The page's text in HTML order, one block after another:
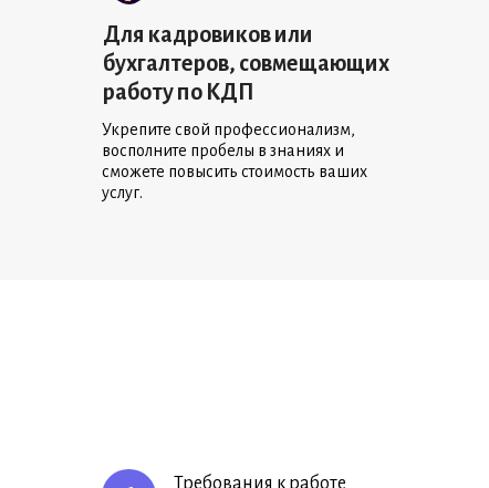
Для кадровиков или
бухгалтеров, совмещающих
работу по КДП
Укрепите свой профессионализм,
восполните пробелы в знаниях и
сможете повысить стоимость ваших
услуг.
Требования к работе